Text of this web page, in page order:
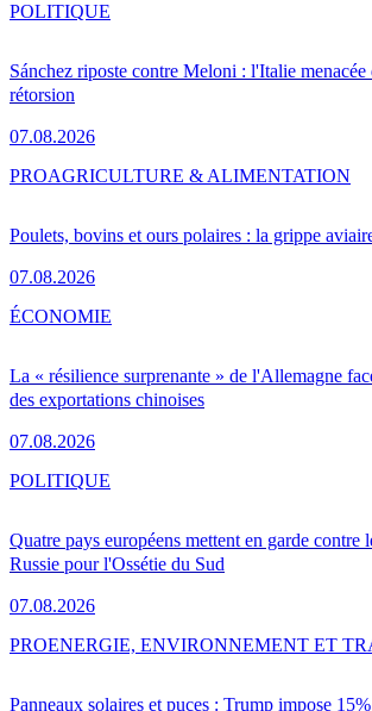
Sánchez riposte contre Meloni : l'Italie menacée
rétorsion
07.08.2026
POLITIQUE
Poulets, bovins et ours polaires : la grippe
07.08.2026
PROAGRICULTURE & ALIMENTATION
La « résilience surprenante » de l'Allemagne
des exportations chinoises
07.08.2026
ÉCONOMIE
Quatre pays européens mettent en garde contre
Russie pour l'Ossétie du Sud
07.08.2026
POLITIQUE
Panneaux solaires et puces : Trump impose
PROENERGIE, ENVIRONNEMENT ET